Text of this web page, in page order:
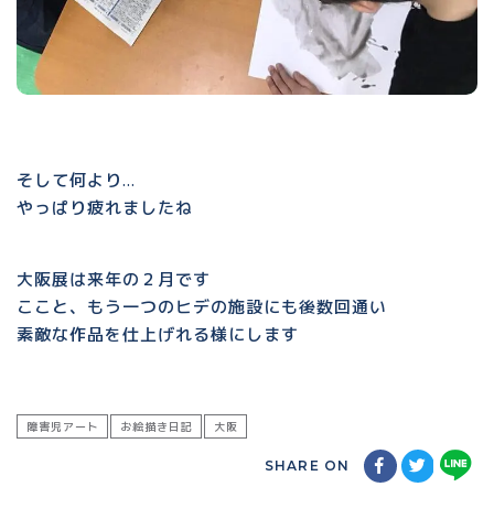
そして何より…
やっぱり疲れましたね
大阪展は来年の２月です
ここと、もう一つのヒデの施設にも後数回通い
素敵な作品を仕上げれる様にします
障害児アート お絵描き日記 大阪
SHARE ON